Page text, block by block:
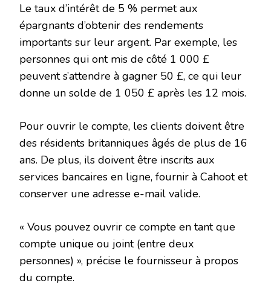
Le taux d’intérêt de 5 % permet aux
épargnants d’obtenir des rendements
importants sur leur argent. Par exemple, les
personnes qui ont mis de côté 1 000 £
peuvent s’attendre à gagner 50 £, ce qui leur
donne un solde de 1 050 £ après les 12 mois.
Pour ouvrir le compte, les clients doivent être
des résidents britanniques âgés de plus de 16
ans. De plus, ils doivent être inscrits aux
services bancaires en ligne, fournir à Cahoot et
conserver une adresse e-mail valide.
« Vous pouvez ouvrir ce compte en tant que
compte unique ou joint (entre deux
personnes) », précise le fournisseur à propos
du compte.